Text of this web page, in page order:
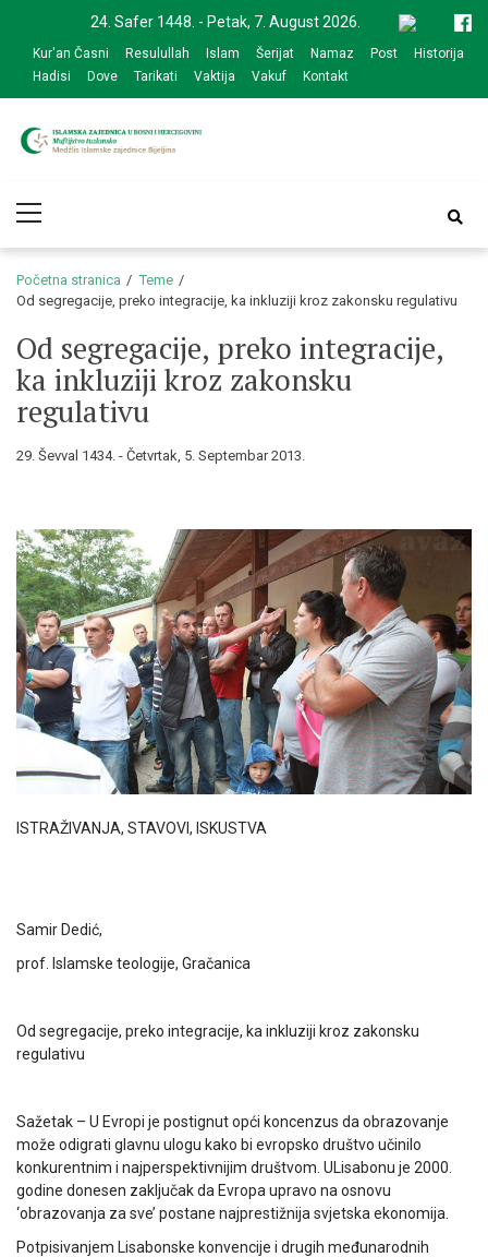
navigation
content
24. Safer 1448. - Petak, 7. August 2026.
Kur'an Časni Resulullah Islam Šerijat Namaz Post
Historija
Hadisi
Dove Tarikati Vaktija Vakuf Kontakt
zajednice Bijeljina
Menu
Početna stranica
Teme
Od segregacije, preko integracije, ka inkluziji kroz zakonsku regulativu
Od segregacije, preko integracije,
ka inkluziji kroz zakonsku
regulativu
29. Ševval 1434. - Četvrtak, 5. Septembar 2013.
ISTRAŽIVANJA, STAVOVI, ISKUSTVA
Samir Dedić,
prof. Islamske teologije, Gračanica
Od segregacije, preko integracije, ka inkluziji kroz zakonsku
regulativu
Sažetak – U Evropi je postignut opći koncenzus da obrazovanje
može odigrati glavnu ulogu kako bi evropsko društvo učinilo
konkurentnim i najperspektivnijim društvom. ULisabonu je 2000.
godine donesen zaključak da Evropa upravo na osnovu
‘obrazovanja za sve’ postane najprestižnija svjetska ekonomija.
Potpisivanjem Lisabonske konvencije i drugih međunarodnih